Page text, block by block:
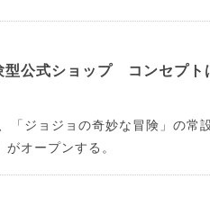
型公式ショップ コンセプト
ジョジョの奇妙な冒険」の常
オープンする。